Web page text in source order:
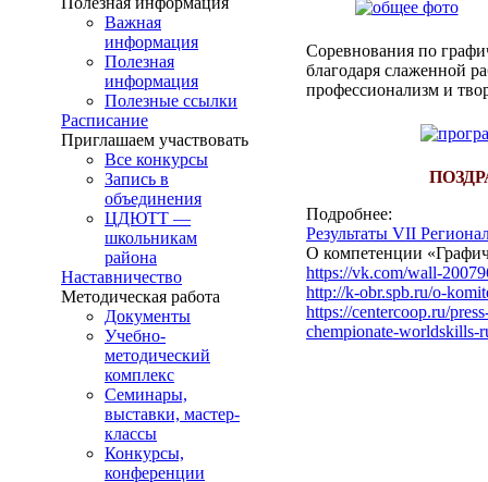
Важная
информация
Полезная
информация
Полезные ссылки
Расписание
Приглашаем участвовать
Все конкурсы
Запись в
объединения
ЦДЮТТ —
школьникам
района
Наставничество
Методическая работа
Документы
Учебно-
методический
комплекс
Семинары,
выставки, мастер-
классы
Конкурсы,
конференции
Соревнования по
благодаря слаженной
профессионализм и
Подробнее:
Результаты VII
О компетенции
https://vk.com/wall-
http://k-obr.spb.ru/o-
https://centercoop.ru/
chempionate-worldskills-